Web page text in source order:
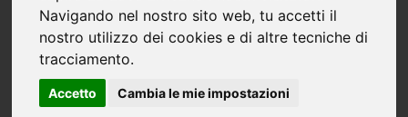
Navigando nel nostro sito web, tu accetti il
nostro utilizzo dei cookies e di altre tecniche di
tracciamento.
Accetto Cambia le mie impostazioni